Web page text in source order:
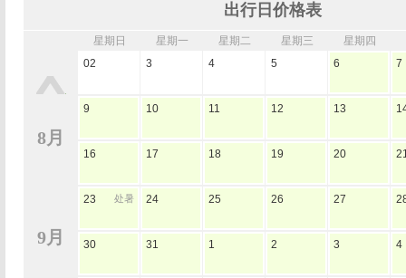
出行日价格表
8月
9月
星期日 星期一 星期二 星期三 星期四
02
3 4 5 6 7
9 10 11 12 13
16 17 18 19 20
23 处暑 24 25 26 27
30 31 1 2 3 4